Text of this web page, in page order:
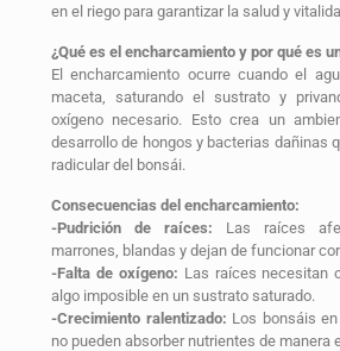
en el riego para garantizar la salud y
¿Qué es el encharcamiento y por qué es
El encharcamiento ocurre cuando el
maceta, saturando el sustrato y
oxígeno necesario. Esto crea un
desarrollo de hongos y bacterias dañinas
radicular del bonsái.
Consecuencias del encharcamiento:
-Pudrición de raíces: Las raíces
marrones, blandas y dejan de funcionar
-Falta de oxígeno: Las raíces necesitan
algo imposible en un sustrato saturado.
-Crecimiento ralentizado: Los bonsáis
no pueden absorber nutrientes de manera